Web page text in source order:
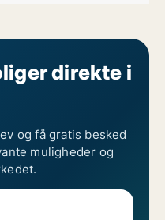
direkte i
og få gratis besked
muligheder og